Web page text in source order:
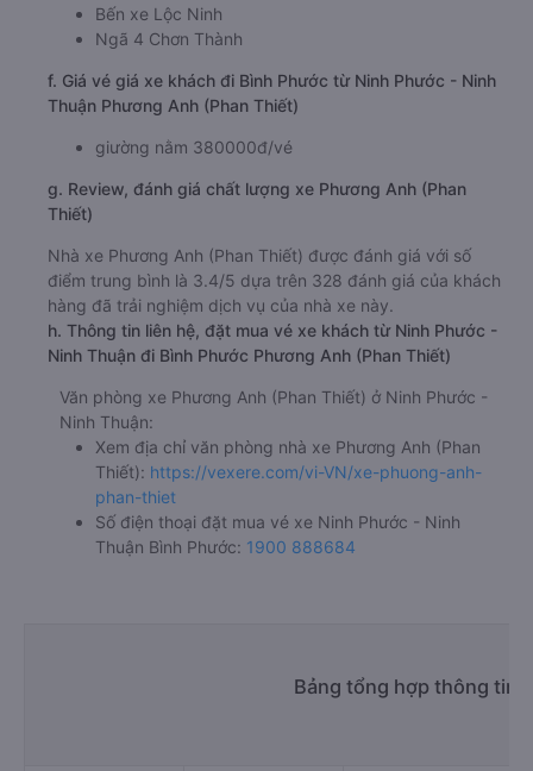
Bến xe Lộc Ninh
Ngã 4 Chơn Thành
f. Giá vé giá xe khách đi Bình Phước từ Ninh Phước - Ninh
Thuận Phương Anh (Phan Thiết)
giường nằm 380000đ/vé
g. Review, đánh giá chất lượng xe Phương Anh (Phan
Thiết)
Nhà xe Phương Anh (Phan Thiết) được đánh giá với số
điểm trung bình là 3.4/5 dựa trên 328 đánh giá của khách
hàng đã trải nghiệm dịch vụ của nhà xe này.
h. Thông tin liên hệ, đặt mua vé xe khách từ Ninh Phước -
Ninh Thuận đi Bình Phước Phương Anh (Phan Thiết)
Văn phòng xe Phương Anh (Phan Thiết) ở Ninh Phước -
Ninh Thuận:
Xem địa chỉ văn phòng nhà xe Phương Anh (Phan
Thiết): https://vexere.com/vi-VN/xe-phuong-anh-
phan-thiet
Số điện thoại đặt mua vé xe Ninh Phước - Ninh
Thuận Bình Phước: 1900 888684
Bảng tổng hợp thông tin